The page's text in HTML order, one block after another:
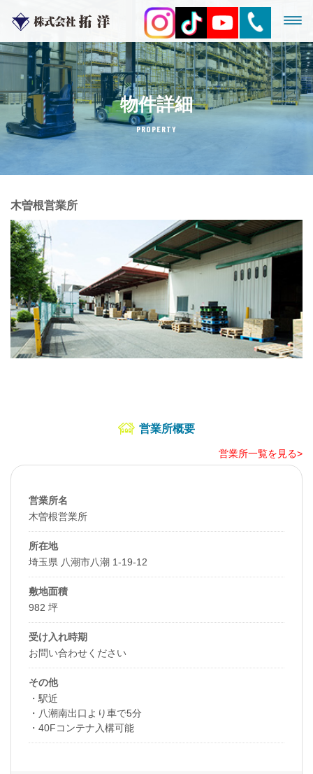
物件詳細
PROPERTY
木曽根営業所
営業所概要
営業所一覧を見る>
営業所名
木曽根営業所
所在地
埼玉県 八潮市八潮 1-19-12
敷地面積
982 坪
受け入れ時期
お問い合わせください
その他
・駅近
・八潮南出口より車で5分
・40Fコンテナ入構可能